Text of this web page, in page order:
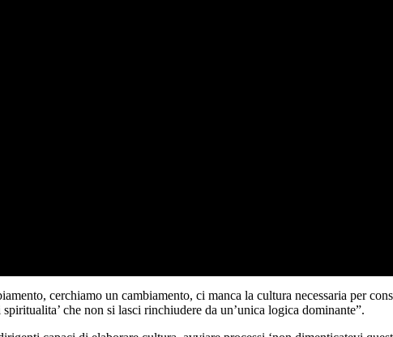
cerchiamo un cambiamento, ci manca la cultura necessaria per
che non si lasci rinchiudere da un’unica logica dominante”.